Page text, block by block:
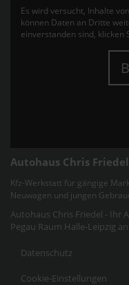
Es wird versucht, Inhalte von
können Daten an Dritte
einverstanden sind, klicken
Autohaus Chris Friedel
Kfz-Werkstatt für gängige
Neuwagen und jungen
Autohaus Chris Friedel - Ihr
Pegau Raum Halle-Leipzig
Datenschutz
Cookie-Einstellungen